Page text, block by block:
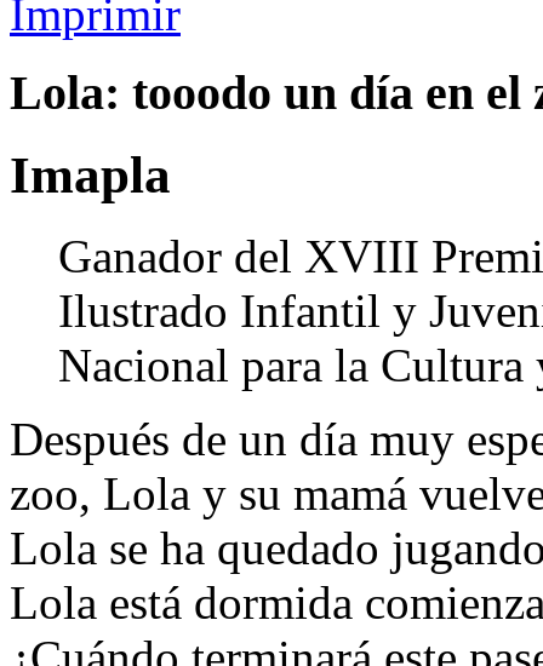
Imprimir
Lola: tooodo un día en el
Imapla
Ganador del XVIII
Ilustrado Infantil y
Nacional para la
Después de un día muy
zoo, Lola y su mamá
Lola se ha quedado
Lola está dormida